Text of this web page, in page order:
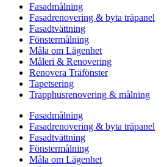
Fasadmålning
Fasadrenovering & byta träpanel
Fasadtvättning
Fönstermålning
Måla om Lägenhet
Måleri & Renovering
Renovera Träfönster
Tapetsering
Trapphusrenovering & målning
Fasadmålning
Fasadrenovering & byta träpanel
Fasadtvättning
Fönstermålning
Måla om Lägenhet